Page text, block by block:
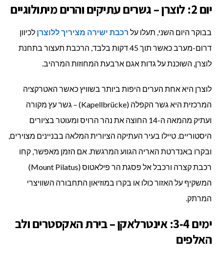
יום 2: לוצרן – גשרים עתיקים והרים מיתולוגיים
בבוקר היום השני, תעלו על רכבת ישירה מציריך ללוצרן לכיוון
דרום-מערב כאשר תוך 45 דקות בלבד, הרכבת תעצור בתחנת
לוצרן, השוכנת על גדות אגם ארבעת המחוזות המרהיב.
לוצרן היא אחת הערים היפות ביותר בשוויץ כאשר האטרקציה
המרכזית היא גשר הקפלה (Kapellbrücke) – גשר עץ מקורה
ועתיק מהמאה ה-14 החוצה את נהר הרויס ומעוטר בציורים
היסטוריים. טיילו בעיר העתיקה הציורית המלאה בבניינים מצוירים,
ובקרו באנדרטת האריה הגווע המרגשת. אם הזמן מאפשר, קחו
רכבת קצרה ורכבל אל פסגת הר פילאטוס (Mount Pilatus)
המשקיף על האזור כולו או בקרו במוזיאון התחבורה השוויצרי
המרתק.
ימים 3-4: אינטרלאקן – בירת האקסטרים ולב
האלפים